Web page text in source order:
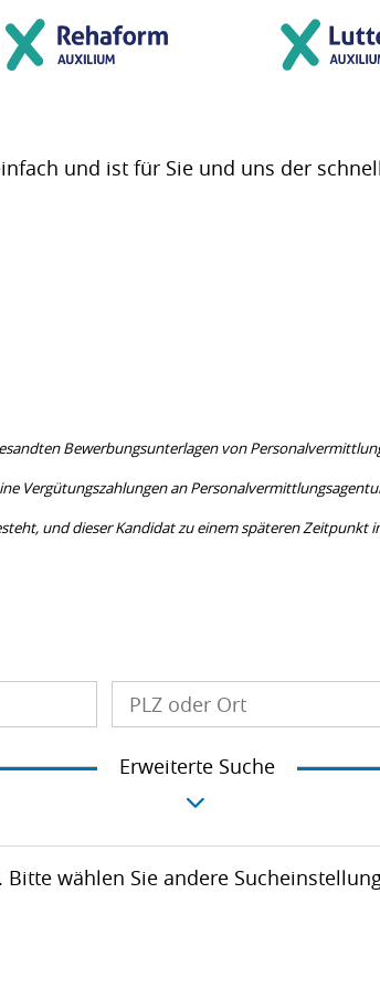
und ist für Sie und uns der
Bewerbungsunterlagen von
Vergütungszahlungen an
und dieser Kandidat zu einem späteren
Erweiterte Suche
wählen Sie andere